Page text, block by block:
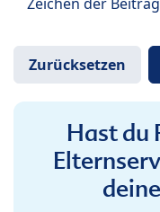
Hast du